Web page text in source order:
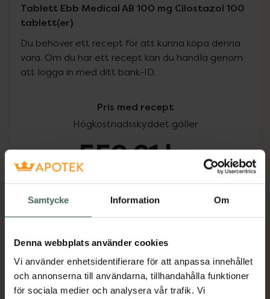
Samtycke Information Om
Denna webbplats använder cookies
Vi använder enhetsidentifierare för att anpassa innehållet
och annonserna till användarna, tillhandahålla funktioner
för sociala medier och analysera vår trafik. Vi
Tablett Ebb Medical AB 100 mg Cilostazol 100
tablett(er)
Du behöver ett recept för att kunna köpa denna
vara. Om du har ett recept kan du handla genom
att logga in med ditt bank-ID.
Pris med recept
Högkostnadsskyddet gäller
559,21 kr
Aktuella erbjudanden
Beskrivning